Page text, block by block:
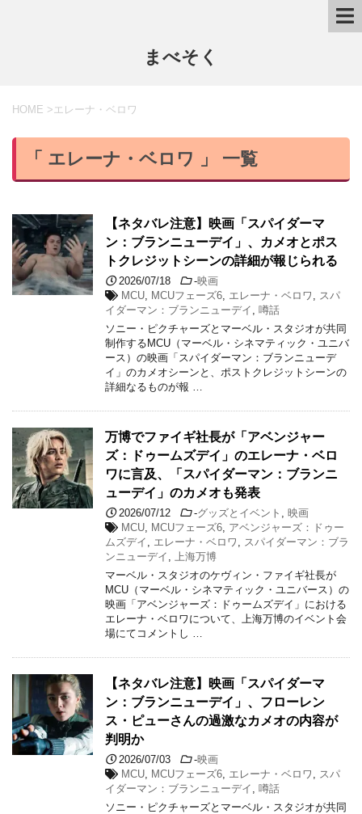
まべそく
HOME > エレーナ・ベロワ
「 エレーナ・ベロワ 」 一覧
【ネタバレ注意】映画「スパイダーマ
ン：ブランニューデイ」、カメオとポス
トクレジットシーンの詳細が報じられる
2026/07/18 -映画
MCU
MCUフェーズ6 エレーナ・ベロワ
スパ
イダーマン：ブランニューデイ
噂話
ソニー・ピクチャーズとマーベル・スタジオが共同
制作するMCU（マーベル・シネマティック・ユニバ
ース）の映画「スパイダーマン：ブランニューデ
イ」のカメオシーンと、ポストクレジットシーンの
詳細なるものが報 …
万博でファイギ社長が「アベンジャー
ズ：ドゥームズデイ」のエレーナ・ベロ
ワに言及、「スパイダーマン：ブランニ
ューデイ」のカメオも発表
2026/07/12 -グッズとイベント
映画
MCU
MCUフェーズ6
アベンジャーズ：ドゥー
ムズデイ
エレーナ・ベロワ
スパイダーマン：ブラ
ンニューデイ
上海万博
マーベル・スタジオのケヴィン・ファイギ社長が
MCU（マーベル・シネマティック・ユニバース）の
映画「アベンジャーズ：ドゥームズデイ」における
エレーナ・ベロワについて、上海万博のイベント会
場にてコメントし …
【ネタバレ注意】映画「スパイダーマ
ン：ブランニューデイ」、フローレン
ス・ピューさんの過激なカメオの内容が
判明か
2026/07/03 -映画
MCU
MCUフェーズ6 エレーナ・ベロワ
スパ
イダーマン：ブランニューデイ
噂話
ソニー・ピクチャーズとマーベル・スタジオが共同